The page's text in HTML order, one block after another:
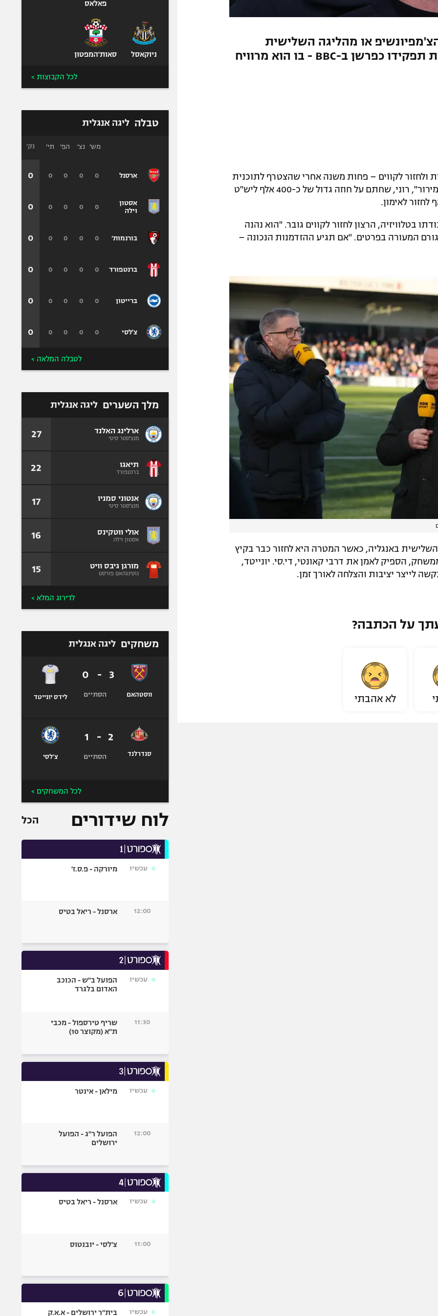
או מהליגה השלישית
באנגליה, החלוץ האגדי יעזוב את תפקידו כפרשן ב-BBC - בו הוא מרוויח
ולחזור לקווים – פחות משנה אחרי שהצטרף לתוכנית
"Match of the Day" של BBC. לפי דיווח ב"מירור", רוני, שחתם על חוזה גדול של כ-400 אלף ליש"ט
לאימון.
בטלוויזיה, הרצון לחזור לקווים גובר. "הוא נהנה
גורם המעורה בפרטים. "אם תגיע ההזדמנות הנכונה –
השלישית באנגליה, כאשר המטרה היא לחזור כבר בקיץ
הספיק לאמן את דרבי קאונטי, די.סי. יונייטד,
לייצר יציבות והצלחה לאורך זמן.
על הכתבה?
לא אהבתי
פאלאס
ניוקאסל סאות'המפטון
לכל הקבוצות >
טבלה ליגה אנגלית
ארסנל
אסטון
וילה
בורנמות׳
ברנטפורד
ברייטון
צ'לסי
מש׳ נצ׳ הפ׳ תי׳
0
0
0
0
0
0
0
0
0
0
0
0
0
0
0
0
0
0
0
0
0
0
0
0
נק׳
0
0
0
0
0
0
לטבלה המלאה >
מלך השערים ליגה אנגלית
ארלינג האלנד
מנצ'סטר סיטי 27
תיאגו
ברנטפורד 22
אנטוני סמניו
מנצ'סטר סיטי 17
אולי ווטקינס
אסטון וילה 16
מורגן גיבס וויט
נוטינגהאם פורסט 15
לדירוג המלא >
משחקים ליגה אנגלית
ווסטהאם
3
-
0
הסתיים לידס יונייטד
סנדרלנד
2
-
1
הסתיים צ'לסי
לכל המשחקים >
לוח שידורים הכל
עכשיו מיורקה - פ.ס.ז'
12:00 ארסנל - ריאל בטיס
עכשיו
הפועל ב"ש - הכוכב
האדום בלגרד
11:30
שריף טירספול - מכבי
ת"א (מקוצר 10)
עכשיו מילאן - אינטר
12:00
הפועל ר"ג - הפועל
ירושלים
עכשיו ארסנל - ריאל בטיס
11:00 צ'לסי - יובנטוס
עכשיו בית"ר ירושלים - א.א.ק